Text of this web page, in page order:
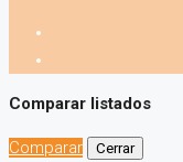
Comparar listados
Comparar Cerrar